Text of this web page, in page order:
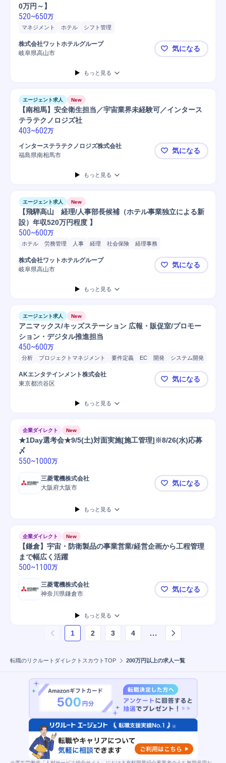
0万円～】
520~650万
マネジメント ホテル シフト管理
株式会社ワットホテルグループ
岐阜県高山市
【飛騨高山
気になる
もっと見る
エージェント求人 New
【南相馬】安全衛生担当／宇宙業界未経験可／インタース
テラテクノロジズ社
403~602万
インターステラテクノロジズ株式会社
福島県南相馬市
【南相馬】
気になる
もっと見る
エージェント求人 New
【飛騨高山 経理/人事部長候補（ホテル事業独立による新
設）年収520万円程度 】
500~600万
ホテル 労務管理 人事 経理 社会保険 経理事務
株式会社ワットホテルグループ
岐阜県高山市
【飛騨高山
気になる
もっと見る
エージェント求人 New
アニマックス/キッズステーション 広報・販促室/プロモー
ション・デジタル推進担当
450~600万
分析 プロジェクトマネジメント 要件定義 EC 開発 システム開発
AKエンタテインメント株式会社
東京都渋谷区
アニマック
気になる
もっと見る
企業ダイレクト New
★1Day選考会★9/5(土)対面実施[施工管理]※8/26(水)応募
〆
550~1000万
三菱電機株式会社
大阪府大阪市
★1Day選考
気になる
もっと見る
企業ダイレクト New
【鎌倉】宇宙・防衛製品の事業営業/経営企画から工程管理
まで幅広く活躍
500~1100万
三菱電機株式会社
神奈川県鎌倉市
【鎌倉】宇
気になる
もっと見る
1 2 3 4 …
ページ1 を表示しています
転職のリクルートダイレクトスカウトTOP 200万円以上の求人一覧